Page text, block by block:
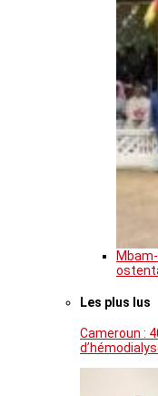
Les plus lus
Cameroun :